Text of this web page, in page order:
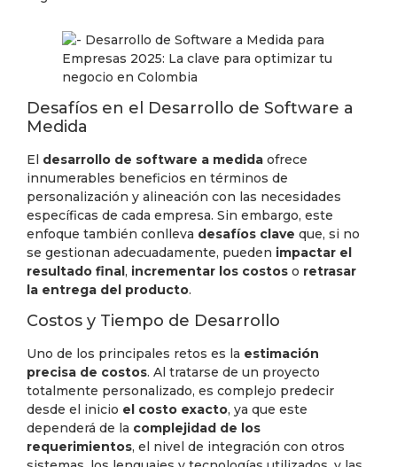
Desafíos en el Desarrollo de Software a
Medida
El desarrollo de software a medida ofrece
innumerables beneficios en términos de
personalización y alineación con las necesidades
específicas de cada empresa. Sin embargo, este
enfoque también conlleva desafíos clave que, si no
se gestionan adecuadamente, pueden impactar el
resultado final, incrementar los costos o retrasar
la entrega del producto.
Costos y Tiempo de Desarrollo
Uno de los principales retos es la estimación
precisa de costos. Al tratarse de un proyecto
totalmente personalizado, es complejo predecir
desde el inicio el costo exacto, ya que este
dependerá de la complejidad de los
requerimientos, el nivel de integración con otros